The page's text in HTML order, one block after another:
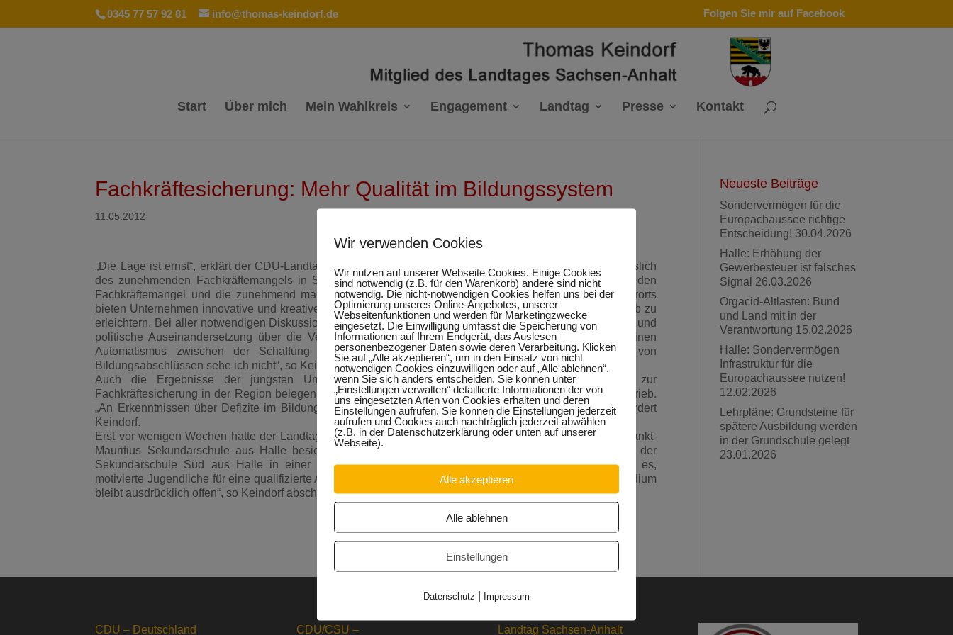
0345 77 57 92 81 info@thomas-keindorf.de Folgen Sie mir auf Facebook
Start Über mich Mein Wahlkreis Engagement Landtag Presse Kontakt
Fachkräftesicherung: Mehr Qualität im Bildungssystem
11.05.2012
„Die Lage ist ernst“, erklärt der CDU-Landtagsabgeordnete und Bildungspolitiker, Thomas Keindorf, anlässlich
des zunehmenden Fachkräftemangels in Sachsen-Anhalt. „Die Mehrzahl der Unternehmer hat sich auf den
Fachkräftemangel und die zunehmend mangelnde Ausbildungsreife von Jugendlichen eingestellt. Vielerorts
bieten Unternehmen innovative und kreative Konzepte an, um den Übergang von der Schule in den Betrieb zu
erleichtern. Bei aller notwendigen Diskussion über die Struktur des Bildungssystems kommt die öffentliche und
politische Auseinandersetzung über die Verbesserung der Qualität der Bildungsabschlüsse zu kurz. Einen
Automatismus zwischen der Schaffung neuer Schulformen und der Verbesserung der Qualität von
Bildungsabschlüssen sehe ich nicht“, so Keindorf.
Auch die Ergebnisse der jüngsten Umfrage der Industrie- und Handelskammer Halle-Dessau zur
Fachkräftesicherung in der Region belegen Defizite im Bereich des Übergangs von der Schule in den Betrieb.
„An Erkenntnissen über Defizite im Bildungssystem mangelt es nicht. Jetzt ist die Zeit zum Handeln“, fordert
Keindorf.
Erst vor wenigen Wochen hatte der Landtagsabgeordnete ein Bündnis zur Fachkräftesicherung mit der Sankt-
Mauritius Sekundarschule aus Halle besiegelt. Fast zeitgleich kam der Bildungspolitiker mit Schülern der
Sekundarschule Süd aus Halle in einer 45-minütigen Unterrichtsstunde ins Gespräch. „Mein Ziel ist es,
motivierte Jugendliche für eine qualifizierte Ausbildung im Handwerk zu gewinnen. Der Weg zu einem Studium
bleibt ausdrücklich offen“, so Keindorf abschließend.
Neueste Beiträge
Sondervermögen für die
Europachaussee richtige
Entscheidung! 30.04.2026
Halle: Erhöhung der
Gewerbesteuer ist falsches
Signal 26.03.2026
Orgacid-Altlasten: Bund
und Land mit in der
Verantwortung 15.02.2026
Halle: Sondervermögen
Infrastruktur für die
Europachaussee nutzen!
12.02.2026
Lehrpläne: Grundsteine für
spätere Ausbildung werden
in der Grundschule gelegt
23.01.2026
CDU – Deutschland CDU/CSU – Landtag Sachsen-Anhalt
Wir verwenden Cookies
Wir nutzen auf unserer Webseite Cookies. Einige Cookies
sind notwendig (z.B. für den Warenkorb) andere sind nicht
notwendig. Die nicht-notwendigen Cookies helfen uns bei der
Optimierung unseres Online-Angebotes, unserer
Webseitenfunktionen und werden für Marketingzwecke
eingesetzt. Die Einwilligung umfasst die Speicherung von
Informationen auf Ihrem Endgerät, das Auslesen
personenbezogener Daten sowie deren Verarbeitung. Klicken
Sie auf „Alle akzeptieren“, um in den Einsatz von nicht
notwendigen Cookies einzuwilligen oder auf „Alle ablehnen“,
wenn Sie sich anders entscheiden. Sie können unter
„Einstellungen verwalten“ detaillierte Informationen der von
uns eingesetzten Arten von Cookies erhalten und deren
Einstellungen aufrufen. Sie können die Einstellungen jederzeit
aufrufen und Cookies auch nachträglich jederzeit abwählen
(z.B. in der Datenschutzerklärung oder unten auf unserer
Webseite).
Alle akzeptieren
Alle ablehnen
Einstellungen
Datenschutz | Impressum